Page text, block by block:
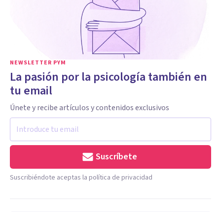
NEWSLETTER PYM
La pasión por la psicología también en
tu email
Únete y recibe artículos y contenidos exclusivos
Suscríbete
Suscribiéndote aceptas la política de privacidad